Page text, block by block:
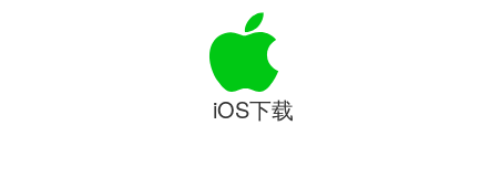
iOS下载